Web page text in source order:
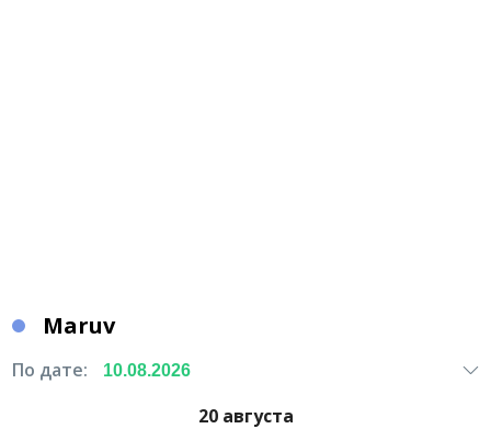
Маruv
По дате:
20 августа